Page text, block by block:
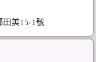
田美15-1號